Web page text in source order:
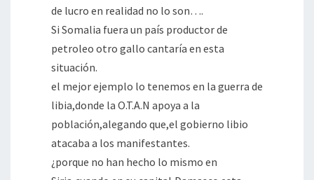
de lucro en realidad no lo son….
Si Somalia fuera un país productor de
petroleo otro gallo cantaría en esta
situación.
el mejor ejemplo lo tenemos en la guerra de
libia,donde la O.T.A.N apoya a la
población,alegando que,el gobierno libio
atacaba a los manifestantes.
¿porque no han hecho lo mismo en